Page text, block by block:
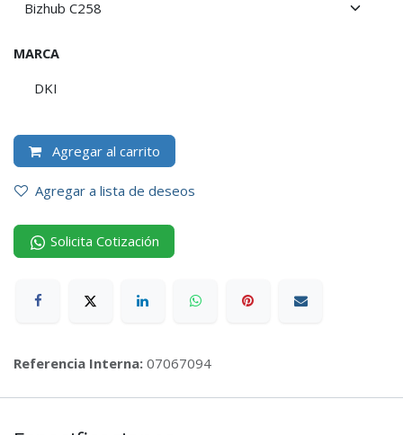
MARCA
DKI
Agregar al carrito
Agregar a lista de deseos
Solicita Cotización
Referencia Interna: 07067094